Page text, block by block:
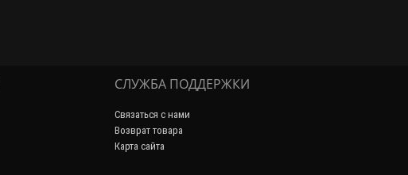
СЛУЖБА ПОДДЕРЖКИ
Связаться с нами
Возврат товара
Карта сайта